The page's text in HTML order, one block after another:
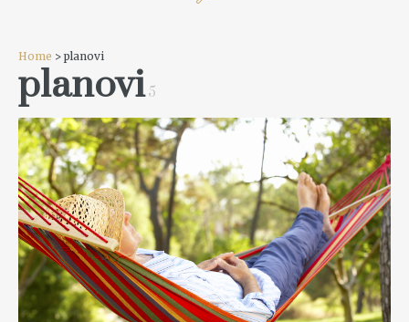
Home > planovi
planovi5
READ MORE